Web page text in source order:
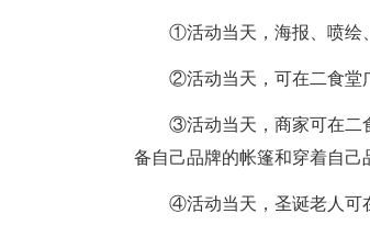
①活动当天，海报、喷绘、
②活动当天，可在二食堂广
③活动当天，商家可在二食
备自己品牌的帐篷和穿着自己
④活动当天，圣诞老人可在